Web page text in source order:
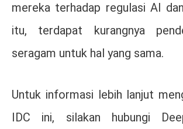
mereka terhadap regulasi AI
itu, terdapat kurangnya
seragam untuk hal yang sama.
Untuk informasi lebih lanjut
IDC ini, silakan hubungi